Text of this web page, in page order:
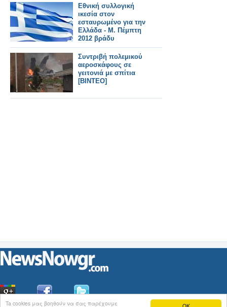
Ta cookies μας βοηθούν να σας παρέχουμε
Εθνική συλλογική
ικεσία στον
εσταυρωμένο για την
Ελλάδα - Μ. Πέμπτη
2012 βράδυ
Συντριβή πολεμικού
αεροσκάφους σε
γειτονιά με σπίτια
[ΒΙΝΤΕΟ]